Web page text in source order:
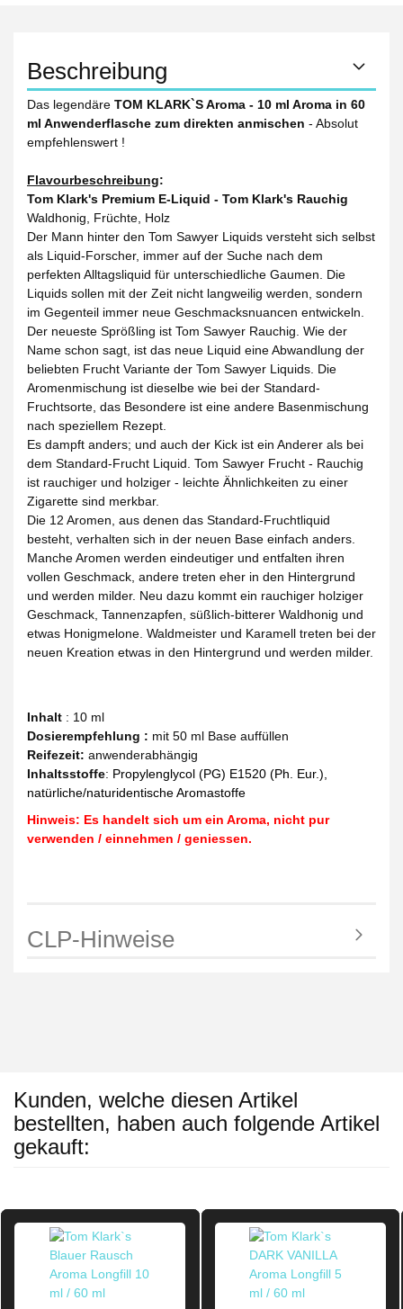
Beschreibung
Das legendäre TOM KLARK`S Aroma - 10 ml Aroma in 60
ml Anwenderflasche zum direkten anmischen - Absolut
empfehlenswert !
Flavourbeschreibung:
Tom Klark's Premium E-Liquid - Tom Klark's Rauchig
Waldhonig, Früchte, Holz
Der Mann hinter den Tom Sawyer Liquids versteht sich selbst
als Liquid-Forscher, immer auf der Suche nach dem
perfekten Alltagsliquid für unterschiedliche Gaumen. Die
Liquids sollen mit der Zeit nicht langweilig werden, sondern
im Gegenteil immer neue Geschmacksnuancen entwickeln.
Der neueste Sprößling ist Tom Sawyer Rauchig. Wie der
Name schon sagt, ist das neue Liquid eine Abwandlung der
beliebten Frucht Variante der Tom Sawyer Liquids. Die
Aromenmischung ist dieselbe wie bei der Standard-
Fruchtsorte, das Besondere ist eine andere Basenmischung
nach speziellem Rezept.
Es dampft anders; und auch der Kick ist ein Anderer als bei
dem Standard-Frucht Liquid. Tom Sawyer Frucht - Rauchig
ist rauchiger und holziger - leichte Ähnlichkeiten zu einer
Zigarette sind merkbar.
Die 12 Aromen, aus denen das Standard-Fruchtliquid
besteht, verhalten sich in der neuen Base einfach anders.
Manche Aromen werden eindeutiger und entfalten ihren
vollen Geschmack, andere treten eher in den Hintergrund
und werden milder. Neu dazu kommt ein rauchiger holziger
Geschmack, Tannenzapfen, süßlich-bitterer Waldhonig und
etwas Honigmelone. Waldmeister und Karamell treten bei der
neuen Kreation etwas in den Hintergrund und werden milder.
Inhalt : 10 ml
Dosierempfehlung : mit 50 ml Base auffüllen
Reifezeit: anwenderabhängig
Inhaltsstoffe: Propylenglycol (PG) E1520 (Ph. Eur.),
natürliche/naturidentische Aromastoffe
Hinweis: Es handelt sich um ein Aroma, nicht pur
verwenden / einnehmen / geniessen.
CLP-Hinweise
Kunden, welche diesen Artikel
bestellten, haben auch folgende Artikel
gekauft: